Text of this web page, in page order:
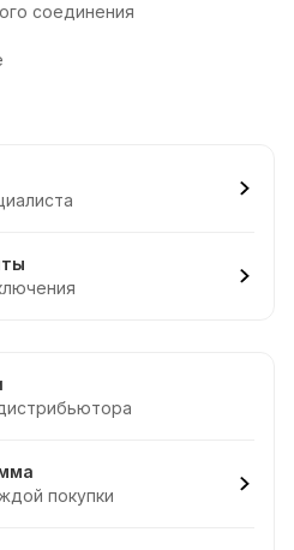
соединения
покупки